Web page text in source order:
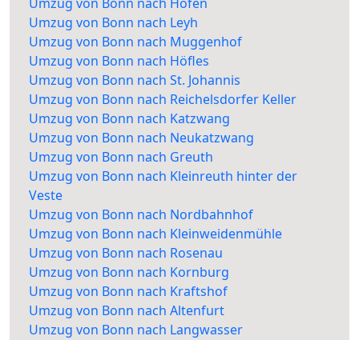
Umzug von Bonn nach Leyh
Umzug von Bonn nach Muggenhof
Umzug von Bonn nach Höfles
Umzug von Bonn nach St. Johannis
Umzug von Bonn nach Reichelsdorfer Keller
Umzug von Bonn nach Katzwang
Umzug von Bonn nach Neukatzwang
Umzug von Bonn nach Greuth
Umzug von Bonn nach Kleinreuth hinter der
Veste
Umzug von Bonn nach Nordbahnhof
Umzug von Bonn nach Kleinweidenmühle
Umzug von Bonn nach Rosenau
Umzug von Bonn nach Kornburg
Umzug von Bonn nach Kraftshof
Umzug von Bonn nach Altenfurt
Umzug von Bonn nach Langwasser